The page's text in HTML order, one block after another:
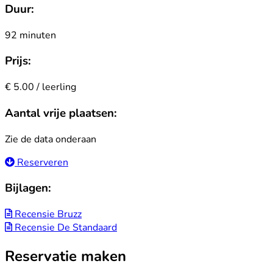
Duur:
92 minuten
Prijs:
€ 5.00 / leerling
Aantal vrije plaatsen:
Zie de data onderaan
Reserveren
Bijlagen:
Recensie Bruzz
Recensie De Standaard
Reservatie maken